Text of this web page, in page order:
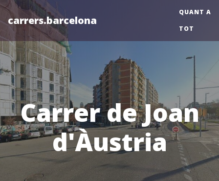
carrers.barcelona
QUANT A
TOT
Carrer de Joan
d'Àustria